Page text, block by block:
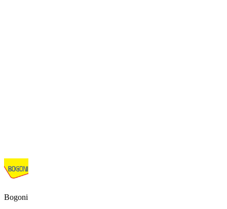
Bogoni